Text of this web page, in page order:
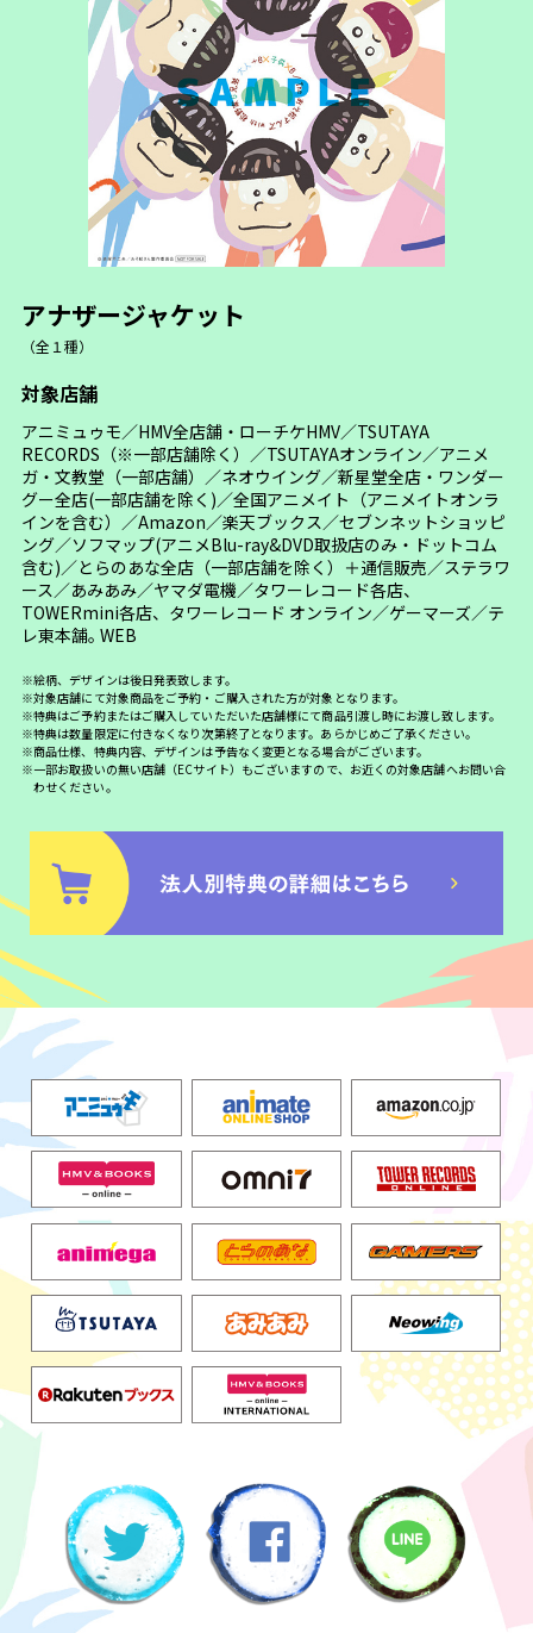
アナザージャケット
（全１種）
対象店舗
アニミュゥモ／HMV全店舗・ローチケHMV／TSUTAYA
RECORDS（※一部店舗除く）／TSUTAYAオンライン／アニメ
ガ・文教堂（一部店舗）／ネオウイング／新星堂全店・ワンダー
グー全店(一部店舗を除く)／全国アニメイト（アニメイトオンラ
インを含む）／Amazon／楽天ブックス／セブンネットショッピ
ング／ソフマップ(アニメBlu-ray&DVD取扱店のみ・ドットコム
含む)／とらのあな全店（一部店舗を除く）＋通信販売／ステラワ
ース／あみあみ／ヤマダ電機／タワーレコード各店、
TOWERmini各店、タワーレコード オンライン／ゲーマーズ／テ
レ東本舗｡ WEB
※絵柄、デザインは後日発表致します。
※対象店舗にて対象商品をご予約・ご購入された方が対象となります。
※特典はご予約またはご購入していただいた店舗様にて商品引渡し時にお渡し致します。
※特典は数量限定に付きなくなり次第終了となります。あらかじめご了承ください。
※商品仕様、特典内容、デザインは予告なく変更となる場合がございます。
※一部お取扱いの無い店舗（ECサイト）もございますので、お近くの対象店舗へお問い合
わせください。